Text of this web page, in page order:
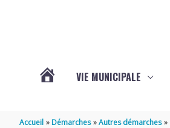
VIE MUNICIPALE
Accueil Démarches Autres démarches